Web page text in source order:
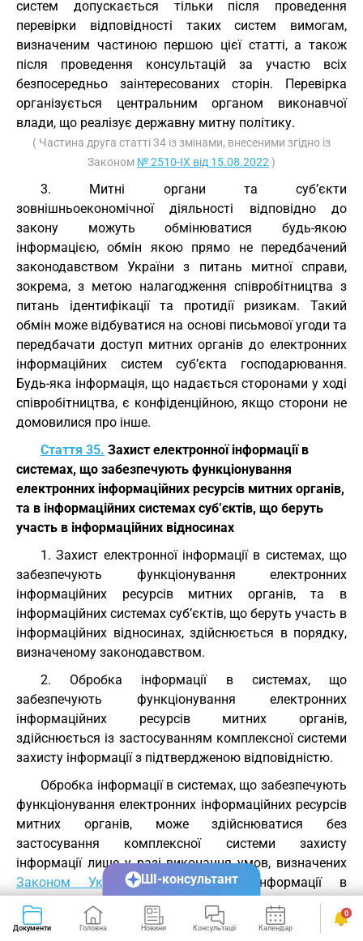
систем допускається тільки після проведення
перевірки відповідності таких систем вимогам,
визначеним частиною першою цієї статті, а також
після проведення консультацій за участю всіх
безпосередньо заінтересованих сторін. Перевірка
організується центральним органом виконавчої
влади, що реалізує державну митну політику.
( Частина друга статті 34 із змінами, внесеними згідно із
Законом № 2510-IX від 15.08.2022 )
3. Митні органи та суб’єкти
зовнішньоекономічної діяльності відповідно до
закону можуть обмінюватися будь-якою
інформацією, обмін якою прямо не передбачений
законодавством України з питань митної справи,
зокрема, з метою налагодження співробітництва з
питань ідентифікації та протидії ризикам. Такий
обмін може відбуватися на основі письмової угоди та
передбачати доступ митних органів до електронних
інформаційних систем суб’єкта господарювання.
Будь-яка інформація, що надається сторонами у ході
співробітництва, є конфіденційною, якщо сторони не
домовилися про інше.
Стаття 35. Захист електронної інформації в
системах, що забезпечують функціонування
електронних інформаційних ресурсів митних органів,
та в інформаційних системах суб’єктів, що беруть
участь в інформаційних відносинах
1. Захист електронної інформації в системах, що
забезпечують функціонування електронних
інформаційних ресурсів митних органів, та в
інформаційних системах суб’єктів, що беруть участь в
інформаційних відносинах, здійснюється в порядку,
визначеному законодавством.
2. Обробка інформації в системах, що
забезпечують функціонування електронних
інформаційних ресурсів митних органів,
здійснюється із застосуванням комплексної системи
захисту інформації з підтвердженою відповідністю.
Обробка інформації в системах, що забезпечують
функціонування електронних інформаційних ресурсів
митних органів, може здійснюватися без
застосування комплексної системи захисту
інформації лише у разі виконання умов, визначених
Законом України"Про захист інформації в
інформаційно-комунікаційних системах", та
дотримання інших вимог законодавства про захист
Документи Головна Новини Консультації Календар Сервіси
0
ШІ-консультант